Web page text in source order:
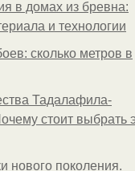
в домах из бревна:
и технологии
сколько метров в
Тадалафила-
стоит выбрать
нового поколения.